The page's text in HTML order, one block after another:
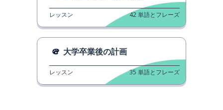
レッスン 42単語とフレーズ
大学卒業後の計画
レッスン 35 単語とフレーズ